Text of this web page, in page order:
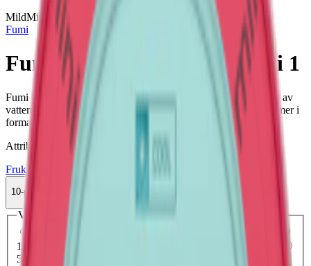
MildMini
Fumi
Fumi Watermelon Mint Mini 1
Fumi Watermelon Mint Mini 1 är ett tobaksfritt snus med smak av
vattenmelon och mint. Innehåller 4 mg nikotin per prilla. Kommer i
formatet mini.
Attribut
Frukt
MildMini
10-pack
319,90 kr
Välj antal dosor
36,90 kr 31,98 kr
10-pack
319,90 kr 31,79 kr
50-pack
1 574,50 kr